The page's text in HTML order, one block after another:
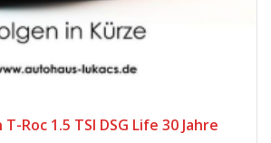
Roc 1.5 TSI DSG Life 30 Jahre